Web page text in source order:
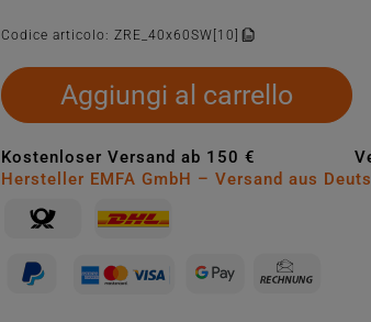
Codice articolo:ZRE_40x60SW[10]
Aggiungi al carrello
Kostenloser Versand ab 150 €
Hersteller EMFA GmbH – Versand aus